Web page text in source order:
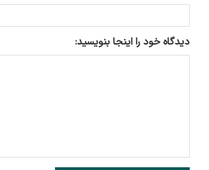
دیدگاه خود را اینجا بنویسید: